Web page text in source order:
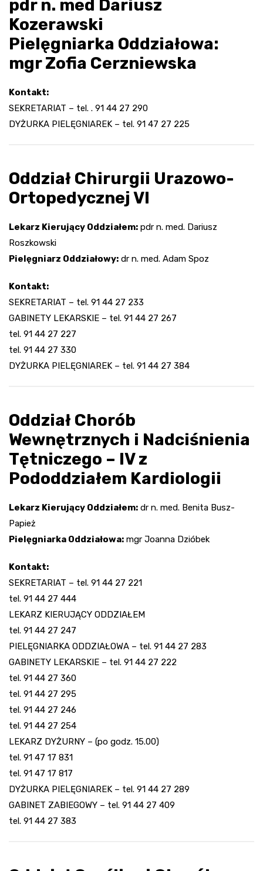
pdr n. med Dariusz
Kozerawski
Pielęgniarka Oddziałowa:
mgr Zofia Cerzniewska
Kontakt:
SEKRETARIAT – tel. . 91 44 27 290
DYŻURKA PIELĘGNIAREK – tel. 91 47 27 225
Oddział Chirurgii Urazowo-
Ortopedycznej VI
Lekarz Kierujący Oddziałem: pdr n. med. Dariusz
Roszkowski
Pielęgniarz Oddziałowy: dr n. med. Adam Spoz
Kontakt:
SEKRETARIAT – tel. 91 44 27 233
GABINETY LEKARSKIE – tel. 91 44 27 267
tel. 91 44 27 227
tel. 91 44 27 330
DYŻURKA PIELĘGNIAREK – tel. 91 44 27 384
Oddział Chorób
Wewnętrznych i Nadciśnienia
Tętniczego – IV z
Pododdziałem Kardiologii
Lekarz Kierujący Oddziałem: dr n. med. Benita Busz-
Papież
Pielęgniarka Oddziałowa: mgr Joanna Dzióbek
Kontakt:
SEKRETARIAT – tel. 91 44 27 221
tel. 91 44 27 444
LEKARZ KIERUJĄCY ODDZIAŁEM
tel. 91 44 27 247
PIELĘGNIARKA ODDZIAŁOWA – tel. 91 44 27 283
GABINETY LEKARSKIE – tel. 91 44 27 222
tel. 91 44 27 360
tel. 91 44 27 295
tel. 91 44 27 246
tel. 91 44 27 254
LEKARZ DYŻURNY – (po godz. 15.00)
tel. 91 47 17 831
tel. 91 47 17 817
DYŻURKA PIELĘGNIAREK – tel. 91 44 27 289
GABINET ZABIEGOWY – tel. 91 44 27 409
tel. 91 44 27 383